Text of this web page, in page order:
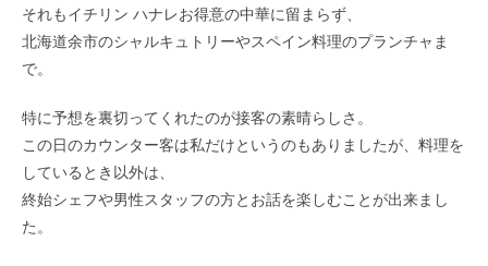
それもイチリン ハナレお得意の中華に留まらず、
北海道余市のシャルキュトリーやスペイン料理のプランチャま
で。
特に予想を裏切ってくれたのが接客の素晴らしさ。
この日のカウンター客は私だけというのもありましたが、料理を
しているとき以外は、
終始シェフや男性スタッフの方とお話を楽しむことが出来まし
た。